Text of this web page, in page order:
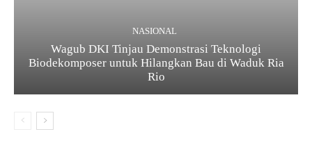
NASIONAL
Wagub DKI Tinjau Demonstrasi Teknologi
Biodekomposer untuk Hilangkan Bau di Waduk Ria
Rio